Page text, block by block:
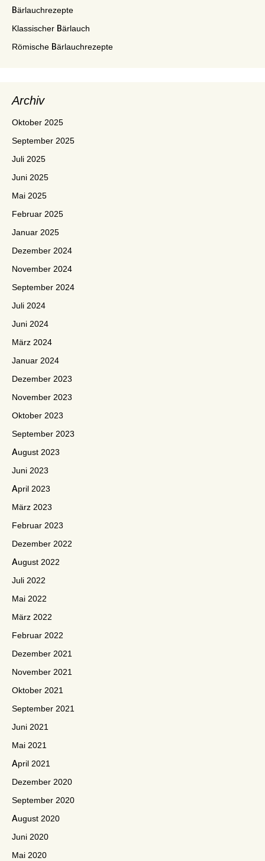
Bärlauchrezepte
Klassischer Bärlauch
Römische Bärlauchrezepte
Archiv
Oktober 2025
September 2025
Juli 2025
Juni 2025
Mai 2025
Februar 2025
Januar 2025
Dezember 2024
November 2024
September 2024
Juli 2024
Juni 2024
März 2024
Januar 2024
Dezember 2023
November 2023
Oktober 2023
September 2023
August 2023
Juni 2023
April 2023
März 2023
Februar 2023
Dezember 2022
August 2022
Juli 2022
Mai 2022
März 2022
Februar 2022
Dezember 2021
November 2021
Oktober 2021
September 2021
Juni 2021
Mai 2021
April 2021
Dezember 2020
September 2020
August 2020
Juni 2020
Mai 2020